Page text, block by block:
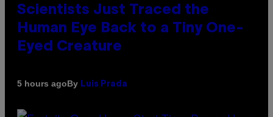
Scientists Just Traced the
Human Eye Back to a Tiny One-
Eyed Creature
5 hours agoBy Luis Prada